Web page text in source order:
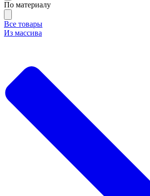
По материалу
Все товары
Из массива